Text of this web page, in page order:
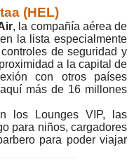
(HEL)
, la compañía aérea de
la lista especialmente
de seguridad y
a la capital de
con otros países
más de 16 millones
los Lounges VIP, las
para niños, cargadores
para poder viajar